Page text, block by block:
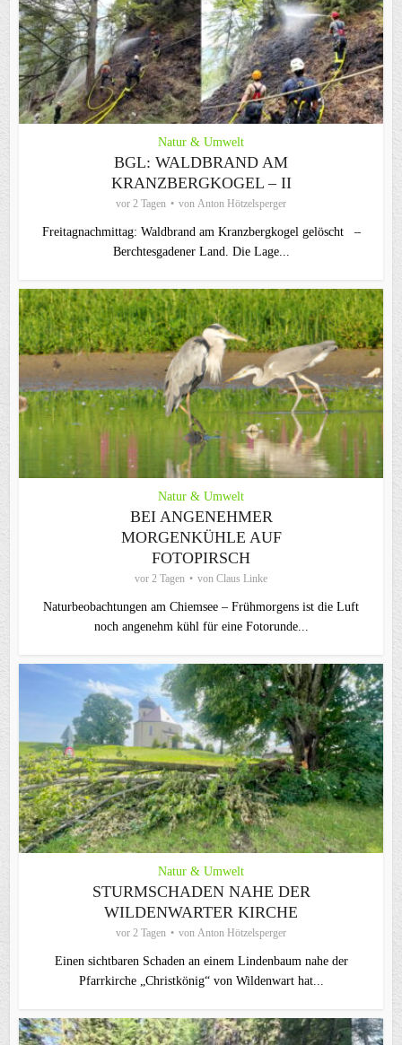
Natur & Umwelt
BGL: WALDBRAND AM
KRANZBERGKOGEL – II
vor 2 Tagen von Anton Hötzelsperger
Freitagnachmittag: Waldbrand am Kranzbergkogel gelöscht –
Berchtesgadener Land. Die Lage...
Natur & Umwelt
BEI ANGENEHMER
MORGENKÜHLE AUF
FOTOPIRSCH
vor 2 Tagen von Claus Linke
Naturbeobachtungen am Chiemsee – Frühmorgens ist die Luft
noch angenehm kühl für eine Fotorunde...
Natur & Umwelt
STURMSCHADEN NAHE DER
WILDENWARTER KIRCHE
vor 2 Tagen von Anton Hötzelsperger
Einen sichtbaren Schaden an einem Lindenbaum nahe der
Pfarrkirche „Christkönig“ von Wildenwart hat...